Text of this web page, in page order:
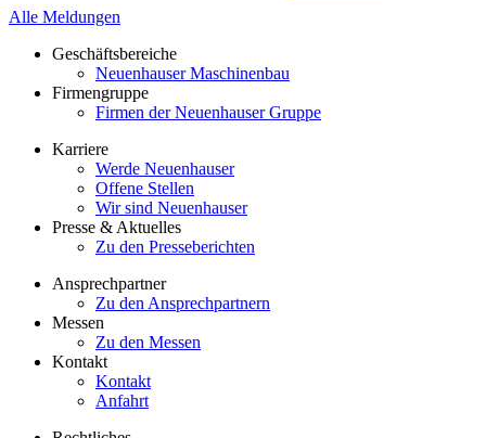
Alle Meldungen
Geschäftsbereiche
Neuenhauser Maschinenbau
Firmengruppe
Firmen der Neuenhauser Gruppe
Karriere
Werde Neuenhauser
Offene Stellen
Wir sind Neuenhauser
Presse & Aktuelles
Zu den Presseberichten
Ansprechpartner
Zu den Ansprechpartnern
Messen
Zu den Messen
Kontakt
Kontakt
Anfahrt